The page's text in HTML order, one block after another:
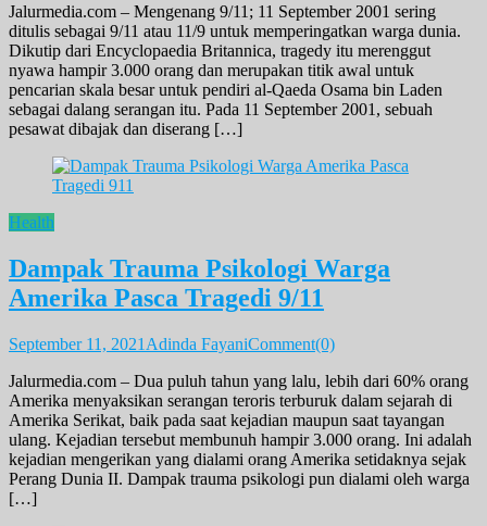
Jalurmedia.com – Mengenang 9/11; 11 September 2001 sering
ditulis sebagai 9/11 atau 11/9 untuk memperingatkan warga dunia.
Dikutip dari Encyclopaedia Britannica, tragedy itu merenggut
nyawa hampir 3.000 orang dan merupakan titik awal untuk
pencarian skala besar untuk pendiri al-Qaeda Osama bin Laden
sebagai dalang serangan itu. Pada 11 September 2001, sebuah
pesawat dibajak dan diserang […]
Health
Dampak Trauma Psikologi Warga
Amerika Pasca Tragedi 9/11
September 11, 2021 Adinda FayaniComment(0)
Jalurmedia.com – Dua puluh tahun yang lalu, lebih dari 60% orang
Amerika menyaksikan serangan teroris terburuk dalam sejarah di
Amerika Serikat, baik pada saat kejadian maupun saat tayangan
ulang. Kejadian tersebut membunuh hampir 3.000 orang. Ini adalah
kejadian mengerikan yang dialami orang Amerika setidaknya sejak
Perang Dunia II. Dampak trauma psikologi pun dialami oleh warga
[…]